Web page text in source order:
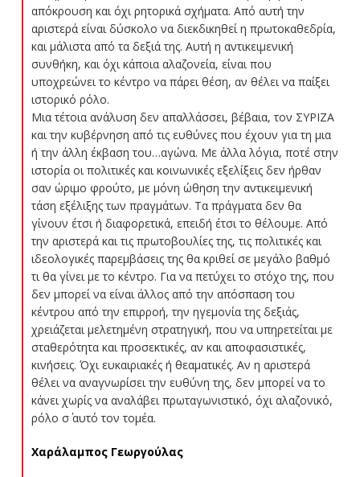
απόκρουση και όχι ρητορικά σχήματα. Από αυτή την
αριστερά είναι δύσκολο να διεκδικηθεί η πρωτοκαθεδρία,
και μάλιστα από τα δεξιά της. Αυτή η αντικειμενική
συνθήκη, και όχι κάποια αλαζονεία, είναι που
υποχρεώνει το κέντρο να πάρει θέση, αν θέλει να παίξει
ιστορικό ρόλο.
Μια τέτοια ανάλυση δεν απαλλάσσει, βέβαια, τον ΣΥΡΙΖΑ
και την κυβέρνηση από τις ευθύνες που έχουν για τη μια
ή την άλλη έκβαση του…αγώνα. Με άλλα λόγια, ποτέ στην
ιστορία οι πολιτικές και κοινωνικές εξελίξεις δεν ήρθαν
σαν ώριμο φρούτο, με μόνη ώθηση την αντικειμενική
τάση εξέλιξης των πραγμάτων. Τα πράγματα δεν θα
γίνουν έτσι ή διαφορετικά, επειδή έτσι το θέλουμε. Από
την αριστερά και τις πρωτοβουλίες της, τις πολιτικές και
ιδεολογικές παρεμβάσεις της θα κριθεί σε μεγάλο βαθμό
τι θα γίνει με το κέντρο. Για να πετύχει το στόχο της, που
δεν μπορεί να είναι άλλος από την απόσπαση του
κέντρου από την επιρροή, την ηγεμονία της δεξιάς,
χρειάζεται μελετημένη στρατηγική, που να υπηρετείται με
σταθερότητα και προσεκτικές, αν και αποφασιστικές,
κινήσεις. Όχι ευκαιριακές ή θεαματικές. Αν η αριστερά
θέλει να αναγνωρίσει την ευθύνη της, δεν μπορεί να το
κάνει χωρίς να αναλάβει πρωταγωνιστικό, όχι αλαζονικό,
ρόλο σ΄ αυτό τον τομέα.
Χαράλαμπος Γεωργούλας